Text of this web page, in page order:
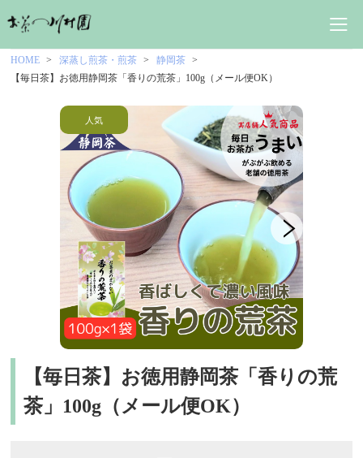
HOME 深蒸し煎茶・煎茶
静岡茶
【毎日茶】お徳用静岡茶「香りの荒茶」100g（メール便OK）
【毎日茶】お徳用静岡茶「香りの荒
茶」100g（メール便OK）